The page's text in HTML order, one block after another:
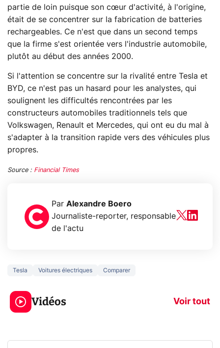
partie de loin puisque son cœur d'activité, à l'origine,
était de se concentrer sur la fabrication de batteries
rechargeables. Ce n'est que dans un second temps
que la firme s'est orientée vers l'industrie automobile,
plutôt au début des années 2000.
Si l'attention se concentre sur la rivalité entre Tesla et
BYD, ce n'est pas un hasard pour les analystes, qui
soulignent les difficultés rencontrées par les
constructeurs automobiles traditionnels tels que
Volkswagen, Renault et Mercedes, qui ont eu du mal à
s'adapter à la transition rapide vers des véhicules plus
propres.
Source : Financial Times
Par Alexandre Boero
Journaliste-reporter, responsable
de l'actu
Tesla Voitures électriques Comparer
Vidéos Voir tout
3 écrans en 1 pour
319€ ? Voici L'AOC
CQ32G4ZA !
prochaine